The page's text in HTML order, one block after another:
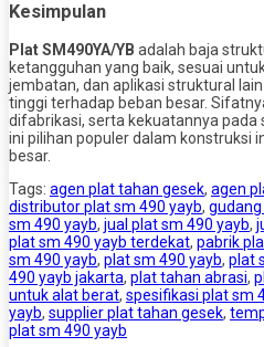
Kesimpulan
Plat SM490YA/YB adalah baja
ketangguhan yang baik, sesuai
jembatan, dan aplikasi struktural
tinggi terhadap beban besar.
difabrikasi, serta kekuatannya pada
ini pilihan populer dalam konstruksi
besar.
Tags: agen plat tahan gesek, agen
distributor plat sm 490 yayb,
sm 490 yayb, jual plat sm 490 yayb,
plat sm 490 yayb terdekat, pabrik
sm 490 yayb, plat sm 490 yayb, plat
490 yayb jakarta, plat tahan abrasi,
untuk alat berat, spesifikasi plat sm
yayb, supplier plat tahan gesek,
plat sm 490 yayb